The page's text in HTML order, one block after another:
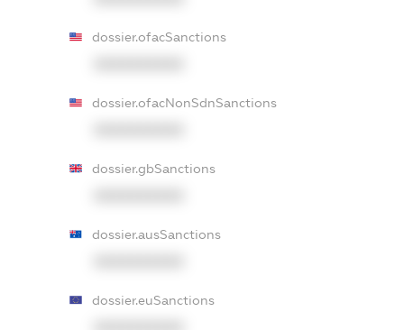
dossier.ofacSanctions
dossier.ofacNonSdnSanctions
dossier.gbSanctions
dossier.ausSanctions
dossier.euSanctions